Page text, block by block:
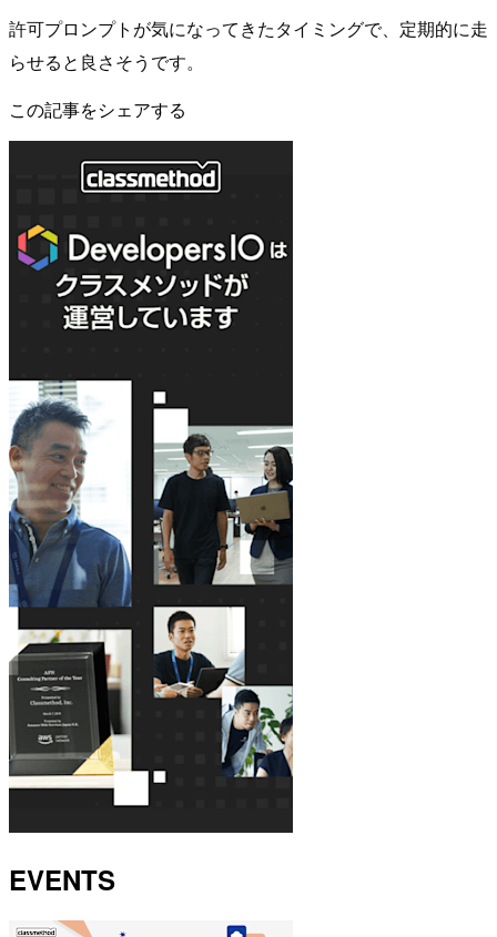
許可プロンプトが気になってきたタイミングで、定期的に走
らせると良さそうです。
この記事をシェアする
EVENTS